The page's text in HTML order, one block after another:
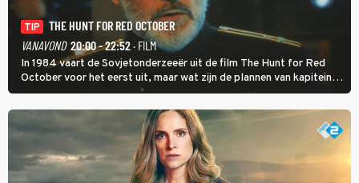
TIP
THE HUNT FOR RED OCTOBER
VANAVOND 20:00 - 22:52· FILM
In 1984 vaart de Sovjetonderzeeër uit de film The Hunt for Red
October voor het eerst uit, maar wat zijn de plannen van kapitein
Marko Ramius?